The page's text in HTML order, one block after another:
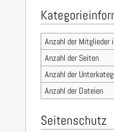
Anzahl der Mitglieder
Anzahl der Seiten
Anzahl der
Anzahl der Dateien
Seitenschutz